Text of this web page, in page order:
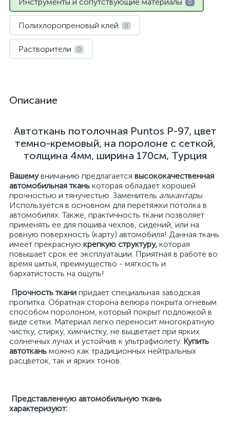
0
Полихлоропреновый клей 0
Растворители 0
Описание
Автоткань потолочная Puntos P-97, цвет
темно-кремовый, на поролоне с сеткой,
толщина 4мм, ширина 170см, Турция
Вашемувниманию предлагается высококачественная
автомобильная ткань которая обладает хорошей
прочностью и тянучестью. Заменитель алькантары.
Используется в основном для перетяжки потолка в
автомобилях. Также, практичность ткани позволяет
применять ее для пошива чехлов, сидений, или на
ровную поверхность (карту) автомобиля! Данная ткань
имеет прекрасную крепкую структуру, которая
повышает срок ее эксплуатации. Приятная в работе во
время шитья, преимущество - мягкость и
бархатистость на ощупь!
Прочность ткани придает специальная заводская
пропитка. Обратная сторона велюра покрыта огневым
способом поролоном, который покрыт подложкой в
виде сетки. Материал легко переносит многократную
чистку, стирку, химчистку, не выцветает при ярких
солнечных лучах и устойчив к ультрафиолету. Купить
автоткань можно как традиционных нейтральных
расцветок, так и ярких тонов.
Представленную автомобильную ткань
характеризуют: